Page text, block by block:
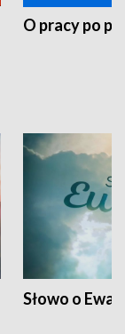
O pracy po
Słowo o